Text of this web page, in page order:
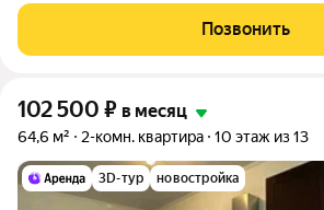
без питомцев. Срок
Позвонить
102 500 ₽ в месяц
64,6 м² 2-комн. квартира 10 этаж из 13
3D-тур новостройка